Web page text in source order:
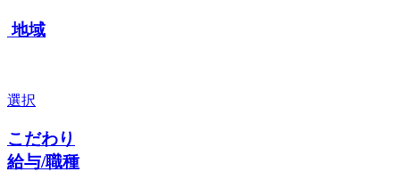
地域
選択
こだわり
給与/職種